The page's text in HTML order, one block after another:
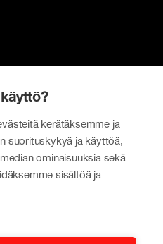
kerätäksemme ja
suorituskykyä ja käyttöä,
ominaisuuksia sekä
sisältöä ja